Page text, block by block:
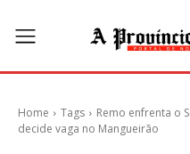
Home Tags
Remo enfrenta o
decide vaga no Mangueirão